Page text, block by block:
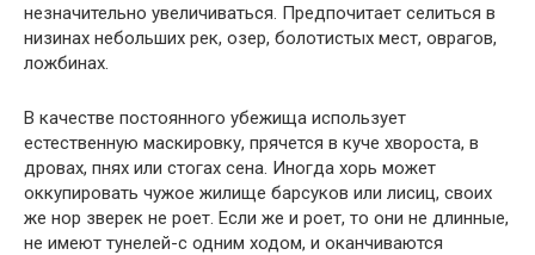
незначительно увеличиваться. Предпочитает селиться в
низинах небольших рек, озер, болотистых мест, оврагов,
ложбинах.
В качестве постоянного убежища использует
естественную маскировку, прячется в куче хвороста, в
дровах, пнях или стогах сена. Иногда хорь может
оккупировать чужое жилище барсуков или лисиц, своих
же нор зверек не роет. Если же и роет, то они не длинные,
не имеют тунелей-с одним ходом, и оканчиваются